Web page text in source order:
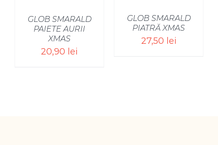
GLOB SMARALD
PAIETE AURII
XMAS
20,90 lei
GLOB SMARALD
PIATRĂ XMAS
27,50 lei